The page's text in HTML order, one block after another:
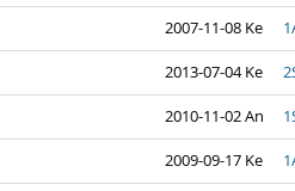
2007-11-08 Ke
2013-07-04 Ke
2010-11-02 An
2009-09-17 Ke